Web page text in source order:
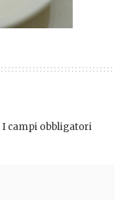
I campi obbligatori